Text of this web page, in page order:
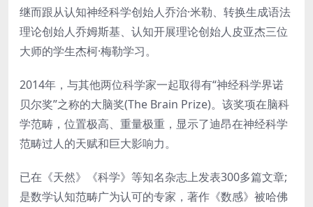
继而跟从认知神经科学创始人乔治·米勒、转换生成语法
理论创始人乔姆斯基、认知开展理论创始人皮亚杰三位
大师的学生杰柯·梅勒学习。
2014年，与其他两位科学家一起取得有“神经科学界诺
贝尔奖”之称的大脑奖(The Brain Prize)。该奖项在脑科
学范畴，位置极高、重量极重，显示了迪昂在神经科学
范畴过人的天赋和巨大影响力。
已在《天然》《科学》等知名杂志上发表300多篇文章;
是数学认知范畴广为认可的专家，著作《数感》被哈佛